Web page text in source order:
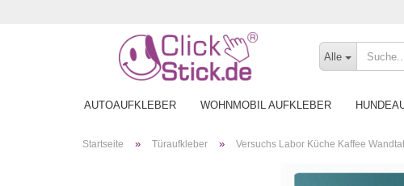
Alle
AUTOAUFKLEBER WOHNMOBIL AUFKLEBER
Startseite » Türaufkleber » Versuchs Labor Küche Kaffee